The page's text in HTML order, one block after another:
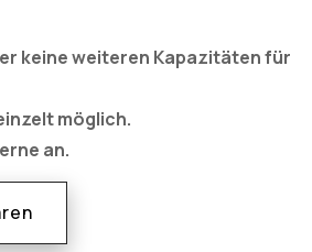
keine weiteren Kapazitäten für
möglich.
an.